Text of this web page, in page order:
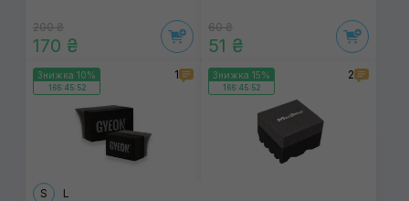
200 ₴
170 ₴
60 ₴
51 ₴
Знижка 10%
166:45:52
1
S L
Знижка 15%
166:45:52
2